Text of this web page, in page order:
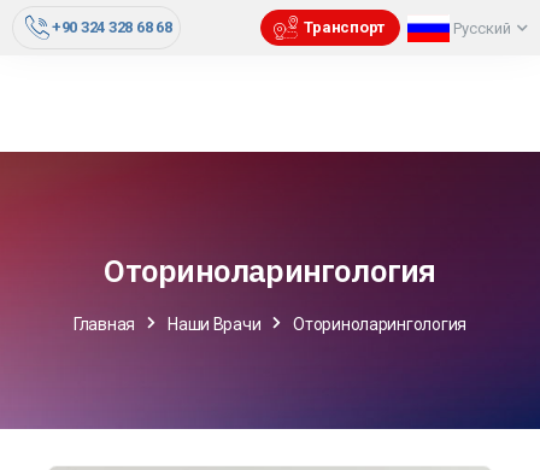
+90 324 328 68 68 Транспорт Русский
Оториноларингология
Главная Наши Врачи Оториноларингология